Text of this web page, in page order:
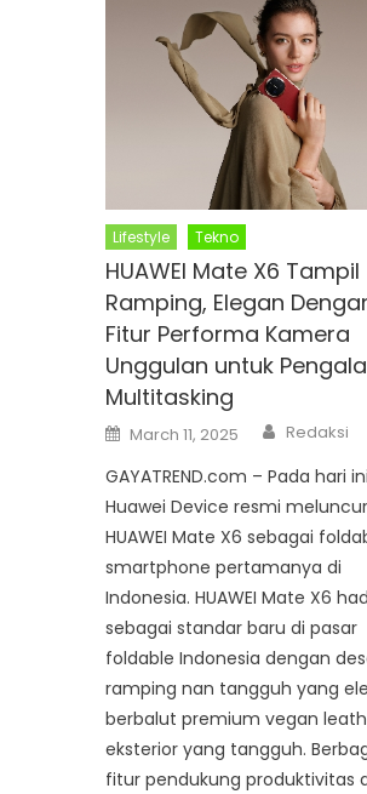
Lifestyle Tekno
HUAWEI Mate X6 Tampil
Ramping, Elegan
Fitur Performa Kamera
Unggulan untuk
Multitasking
Posted
on
March 11, 2025 Author
Redaksi
GAYATREND.com – Pada hari ini
Huawei Device resmi
HUAWEI Mate X6 sebagai
smartphone pertamanya di
Indonesia. HUAWEI Mate X6
sebagai standar baru di pasar
foldable Indonesia dengan
ramping nan tangguh yang
berbalut premium vegan
eksterior yang tangguh.
fitur pendukung produktivitas